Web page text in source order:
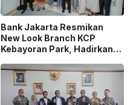
Bank Jakarta Resmikan
New Look Branch KCP
Kebayoran Park, Hadirkan
Modern